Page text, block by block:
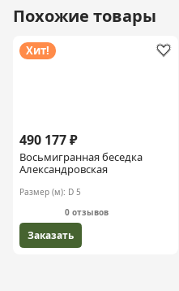
Похожие товары
Хит!
490 177 ₽
Восьмигранная беседка
Александровская
Размер (м): D 5
0 отзывов
Заказать